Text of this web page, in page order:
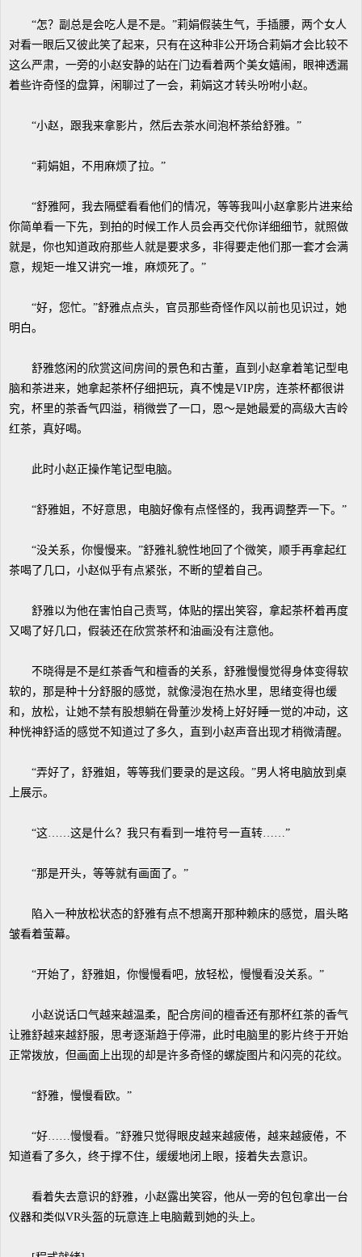
“怎？副总是会吃人是不是。”莉娟假装生气，手插腰，两个女人
对看一眼后又彼此笑了起来，只有在这种非公开场合莉娟才会比较不
这么严肃，一旁的小赵安静的站在门边看着两个美女嬉闹，眼神透漏
着些许奇怪的盘算，闲聊过了一会，莉娟这才转头吩咐小赵。
“小赵，跟我来拿影片，然后去茶水间泡杯茶给舒雅。”
“莉娟姐，不用麻烦了拉。”
“舒雅阿，我去隔壁看看他们的情况，等等我叫小赵拿影片进来给
你简单看一下先，到拍的时候工作人员会再交代你详细细节，就照做
就是，你也知道政府那些人就是要求多，非得要走他们那一套才会满
意，规矩一堆又讲究一堆，麻烦死了。”
“好，您忙。”舒雅点点头，官员那些奇怪作风以前也见识过，她
明白。
舒雅悠闲的欣赏这间房间的景色和古董，直到小赵拿着笔记型电
脑和茶进来，她拿起茶杯仔细把玩，真不愧是VIP房，连茶杯都很讲
究，杯里的茶香气四溢，稍微尝了一口，恩～是她最爱的高级大吉岭
红茶，真好喝。
此时小赵正操作笔记型电脑。
“舒雅姐，不好意思，电脑好像有点怪怪的，我再调整弄一下。”
“没关系，你慢慢来。”舒雅礼貌性地回了个微笑，顺手再拿起红
茶喝了几口，小赵似乎有点紧张，不断的望着自己。
舒雅以为他在害怕自己责骂，体贴的摆出笑容，拿起茶杯着再度
又喝了好几口，假装还在欣赏茶杯和油画没有注意他。
不晓得是不是红茶香气和檀香的关系，舒雅慢慢觉得身体变得软
软的，那是种十分舒服的感觉，就像浸泡在热水里，思绪变得也缓
和，放松，让她不禁有股想躺在骨董沙发椅上好好睡一觉的冲动，这
种恍神舒适的感觉不知道过了多久，直到小赵声音出现才稍微清醒。
“弄好了，舒雅姐，等等我们要录的是这段。”男人将电脑放到桌
上展示。
“这……这是什么？我只有看到一堆符号一直转……”
“那是开头，等等就有画面了。”
陷入一种放松状态的舒雅有点不想离开那种赖床的感觉，眉头略
皱看着萤幕。
“开始了，舒雅姐，你慢慢看吧，放轻松，慢慢看没关系。”
小赵说话口气越来越温柔，配合房间的檀香还有那杯红茶的香气
让雅舒越来越舒服，思考逐渐趋于停滞，此时电脑里的影片终于开始
正常拨放，但画面上出现的却是许多奇怪的螺旋图片和闪亮的花纹。
“舒雅，慢慢看欧。”
“好……慢慢看。”舒雅只觉得眼皮越来越疲倦，越来越疲倦，不
知道看了多久，终于撑不住，缓缓地闭上眼，接着失去意识。
看着失去意识的舒雅，小赵露出笑容，他从一旁的包包拿出一台
仪器和类似VR头盔的玩意连上电脑戴到她的头上。